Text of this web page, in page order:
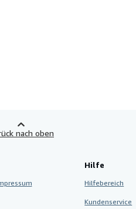
nach oben
Hilfe
Hilfebereich
Kundenservice